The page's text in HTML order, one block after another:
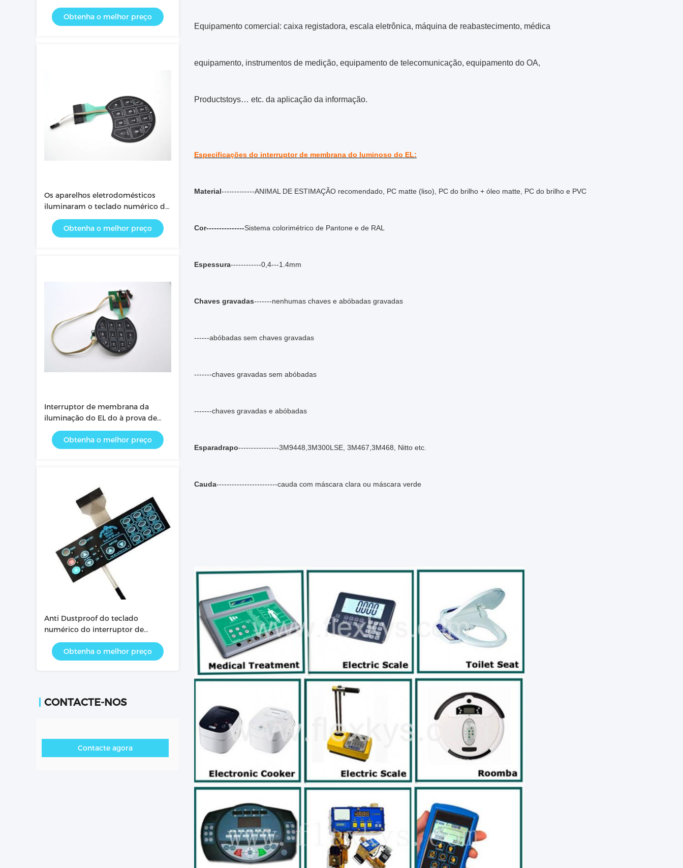
500MΩ 100MA 0.3mm
Obtenha o melhor preço
Os aparelhos eletrodomésticos
iluminaram o teclado numérico do
interruptor de membrana com
iluminação da parte traseira do EL
Obtenha o melhor preço
Interruptor de membrana da
iluminação do EL do à prova de
água, interruptor do painel da
membrana
Obtenha o melhor preço
Anti Dustproof do teclado
numérico do interruptor de
membrana da iluminação da parte
traseira da lâmpada do EL - serviço
do OEM do óleo
Obtenha o melhor preço
CONTACTE-NOS
Contacte agora
Equipamento comercial: caixa registadora, escala eletrônica, máquina de reabastecimento, médica
equipamento, instrumentos de medição, equipamento de telecomunicação, equipamento do OA,
Productstoys… etc. da aplicação da informação.
Especificações do interruptor de membrana do luminoso do EL:
Material-------------ANIMAL DE ESTIMAÇÃO recomendado, PC matte (liso), PC do brilho + óleo matte, PC do brilho e PVC
Cor---------------Sistema colorimétrico de Pantone e de RAL
Espessura------------0,4---1.4mm
Chaves gravadas-------nenhumas chaves e abóbadas gravadas
------abóbadas sem chaves gravadas
-------chaves gravadas sem abóbadas
-------chaves gravadas e abóbadas
Esparadrapo----------------3M9448,3M300LSE, 3M467,3M468, Nitto etc.
Cauda------------------------cauda com máscara clara ou máscara verde